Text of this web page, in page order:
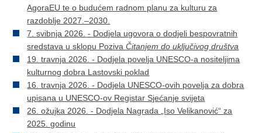
AgoraEU te o budućem radnom planu za kulturu za
razdoblje 2027.–2030.
7. svibnja 2026. - Dodjela ugovora o dodjeli bespovratnih
sredstava u sklopu PozivaČitanjem do uključivog društva
19. travnja 2026. - Dodjela povelja UNESCO-a nositeljima
kulturnog dobra Lastovski poklad
16. travnja 2026. - Dodjela UNESCO-ovih povelja za dobra
upisana u UNESCO-ov Registar Sjećanje svijeta
26. ožujka 2026. - Dodjela Nagrada „Iso Velikanović“ za
2025. godinu